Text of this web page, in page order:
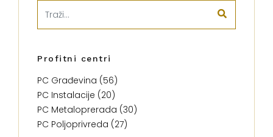
Profitni centri
PC Građevina (56)
PC Instalacije (20)
PC Metaloprerada (30)
PC Poljoprivreda (27)